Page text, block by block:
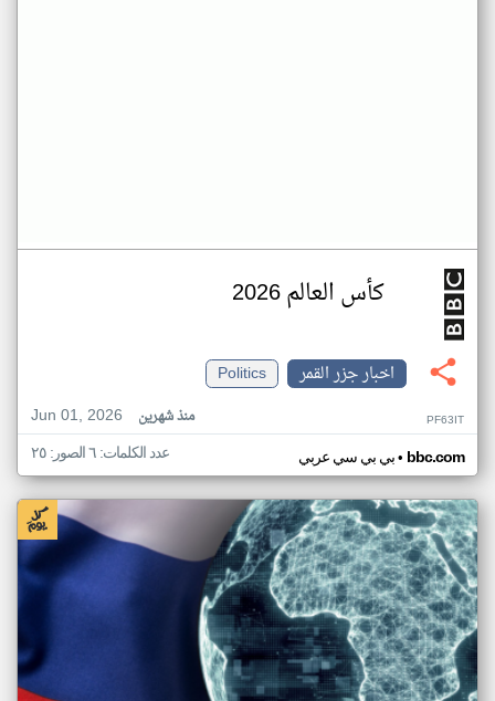
كأس العالم 2026
اخبار جزر القمر
Politics
Jun 01, 2026
منذ شهرين PF63IT
بي بي سي عربي• bbc.com عدد الكلمات: ٦ الصور: ٢٥